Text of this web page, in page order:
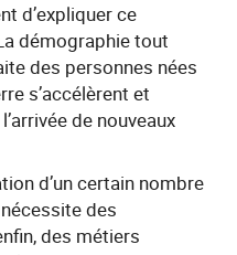
d’expliquer ce
démographie tout
des personnes nées
s’accélèrent et
de nouveaux
d’un certain nombre
des
des métiers